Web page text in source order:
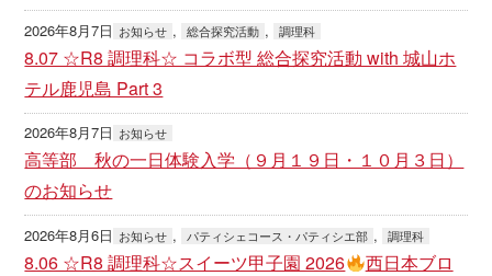
2026年8月7日 お知らせ , 総合探究活動 , 調理科
8.07 ☆R8 調理科☆ コラボ型 総合探究活動 with 城山ホ
テル鹿児島 Part 3
2026年8月7日 お知らせ
高等部 秋の一日体験入学（９月１９日・１０月３日）
のお知らせ
2026年8月6日 お知らせ , パティシェコース・パティシエ部 , 調理科
8.06 ☆R8 調理科☆スイーツ甲子園 2026
西日本ブロ